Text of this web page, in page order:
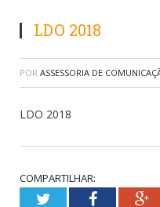
LDO 2018
POR ASSESSORIA DE
LDO 2018
COMPARTILHAR:
TwitterFacebook